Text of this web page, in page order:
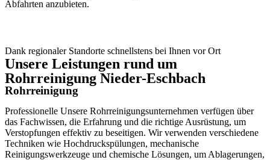
Abfahrten anzubieten.
Dank regionaler Standorte schnellstens bei Ihnen vor Ort
Unsere Leistungen rund um
Rohrreinigung Nieder-Eschbach
Rohrreinigung
Professionelle Unsere Rohrreinigungsunternehmen verfügen über
das Fachwissen, die Erfahrung und die richtige Ausrüstung, um
Verstopfungen effektiv zu beseitigen. Wir verwenden verschiedene
Techniken wie Hochdruckspülungen, mechanische
Reinigungswerkzeuge und chemische Lösungen, um Ablagerungen,